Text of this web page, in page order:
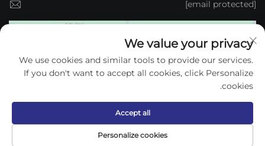
[email protected]
כל הזכויותים © 2025 דז'וу קיג'ון אוטומציה EQUIPMENT Co., Ltd. —
מדיניות הפרטיות
We value your privacy
We use cookies and similar tools to provide our services.
If you don't want to accept all cookies, click Personalize
cookies.
Personalize cookies
Accept all